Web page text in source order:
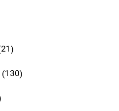
21
130